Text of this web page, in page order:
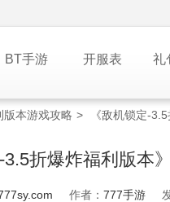
BT手游 开服表 礼
本游戏攻略 > 《敌机锁定-
-3.5折爆炸福利版本
作者： 777手游 发